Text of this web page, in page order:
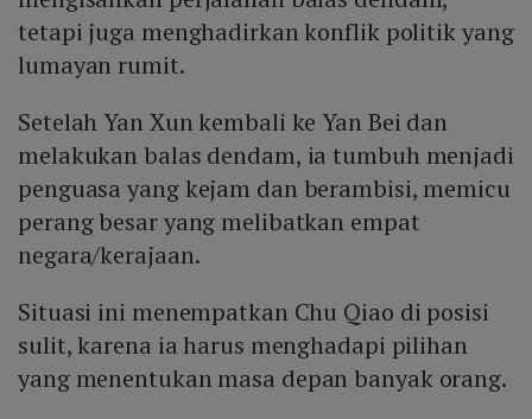
tetapi juga menghadirkan konflik politik yang
lumayan rumit.
Setelah Yan Xun kembali ke Yan Bei dan
melakukan balas dendam, ia tumbuh menjadi
penguasa yang kejam dan berambisi, memicu
perang besar yang melibatkan empat
negara/kerajaan.
Situasi ini menempatkan Chu Qiao di posisi
sulit, karena ia harus menghadapi pilihan
yang menentukan masa depan banyak orang.